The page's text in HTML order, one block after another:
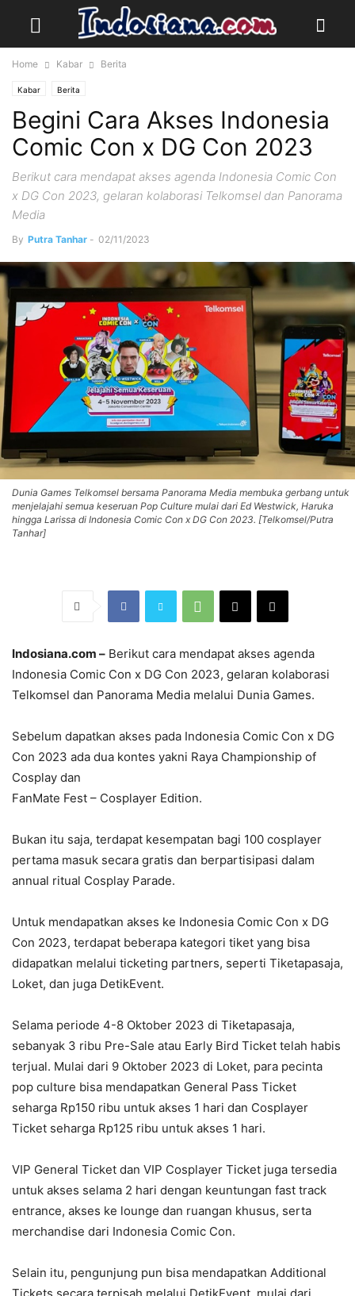
Home Kabar Berita
Kabar Berita
Begini Cara Akses Indonesia
Comic Con x DG Con 2023
Berikut cara mendapat akses agenda Indonesia Comic Con
x DG Con 2023, gelaran kolaborasi Telkomsel dan Panorama
Media
By Putra Tanhar - 02/11/2023
Dunia Games Telkomsel bersama Panorama Media membuka gerbang untuk
menjelajahi semua keseruan Pop Culture mulai dari Ed Westwick, Haruka
hingga Larissa di Indonesia Comic Con x DG Con 2023. [Telkomsel/Putra
Tanhar]
Indosiana.com – Berikut cara mendapat akses agenda
Indonesia Comic Con x DG Con 2023, gelaran kolaborasi
Telkomsel dan Panorama Media melalui Dunia Games.
Sebelum dapatkan akses pada Indonesia Comic Con x DG
Con 2023 ada dua kontes yakni Raya Championship of
Cosplay dan
FanMate Fest – Cosplayer Edition.
Bukan itu saja, terdapat kesempatan bagi 100 cosplayer
pertama masuk secara gratis dan berpartisipasi dalam
annual ritual Cosplay Parade.
Untuk mendapatkan akses ke Indonesia Comic Con x DG
Con 2023, terdapat beberapa kategori tiket yang bisa
didapatkan melalui ticketing partners, seperti Tiketapasaja,
Loket, dan juga DetikEvent.
Selama periode 4-8 Oktober 2023 di Tiketapasaja,
sebanyak 3 ribu Pre-Sale atau Early Bird Ticket telah habis
terjual. Mulai dari 9 Oktober 2023 di Loket, para pecinta
pop culture bisa mendapatkan General Pass Ticket
seharga Rp150 ribu untuk akses 1 hari dan Cosplayer
Ticket seharga Rp125 ribu untuk akses 1 hari.
VIP General Ticket dan VIP Cosplayer Ticket juga tersedia
untuk akses selama 2 hari dengan keuntungan fast track
entrance, akses ke lounge dan ruangan khusus, serta
merchandise dari Indonesia Comic Con.
Selain itu, pengunjung pun bisa mendapatkan Additional